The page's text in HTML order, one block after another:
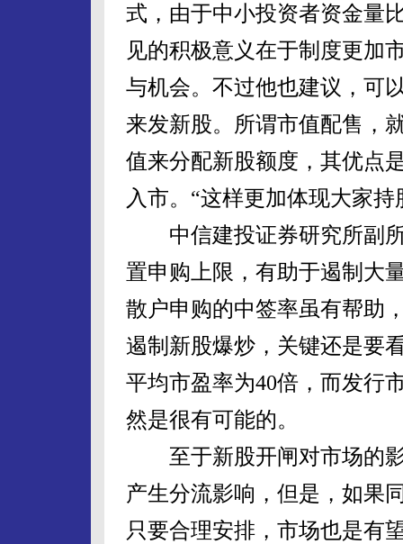
式，由于中小投资者资金量
见的积极意义在于制度更加
与机会。不过他也建议，可
来发新股。所谓市值配售，
值来分配新股额度，其优点
入市。“这样更加体现大家持
中信建投证券研究所副所
置申购上限，有助于遏制大
散户申购的中签率虽有帮助
遏制新股爆炒，关键还是要
平均市盈率为40倍，而发行
然是很有可能的。
至于新股开闸对市场的影
产生分流影响，但是，如果
只要合理安排，市场也是有